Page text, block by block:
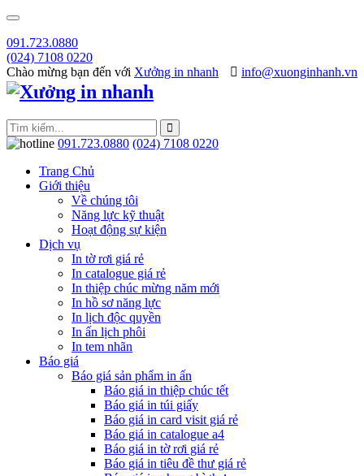
091.723.0880
(024) 7108 0220
Chào mừng bạn đến với Xưởng in nhanh info@xuonginhanh.vn
091.723.0880 (024) 7108 0220
Trang Chủ
Giới thiệu
Về chúng tôi
Năng lực kỹ thuật
Hoạt động sự kiện
Dịch vụ
In tờ rơi giá rẻ
In catalogue giá rẻ
In thiệp chúc mừng năm mới
In hồ sơ năng lực
In lịch độc quyền
In ấn lịch phôi
In tem nhãn
Báo giá
Báo giá sản phẩm in ấn
Báo giá in thiệp chúc tết
Báo giá in túi giấy
Báo giá in card visit giá rẻ
Báo giá in catalogue a4
Báo giá in tờ rơi giá rẻ
Báo giá in tiêu đề thư giá rẻ